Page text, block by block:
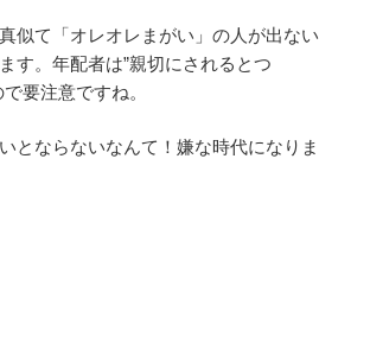
似て「オレオレまがい」の人が出ない
す。年配者は”親切にされるとつ
要注意ですね。
とならないなんて！嫌な時代になりま